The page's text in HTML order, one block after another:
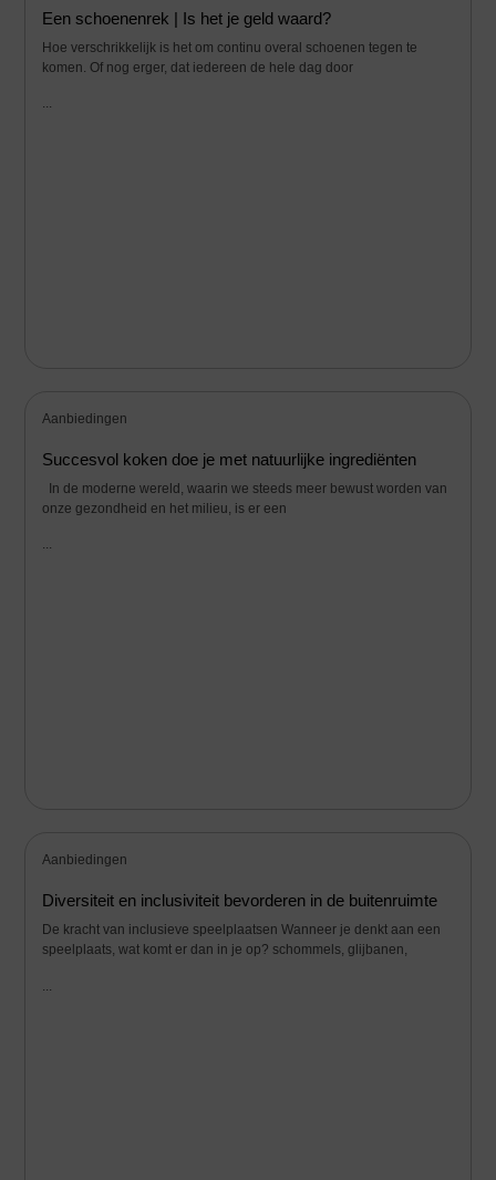
Een schoenenrek | Is het je geld waard?
Hoe verschrikkelijk is het om continu overal schoenen tegen te
komen. Of nog erger, dat iedereen de hele dag door
...
Aanbiedingen
Succesvol koken doe je met natuurlijke ingrediënten
In de moderne wereld, waarin we steeds meer bewust worden van
onze gezondheid en het milieu, is er een
...
Aanbiedingen
Diversiteit en inclusiviteit bevorderen in de buitenruimte
De kracht van inclusieve speelplaatsen Wanneer je denkt aan een
speelplaats, wat komt er dan in je op? schommels, glijbanen,
...